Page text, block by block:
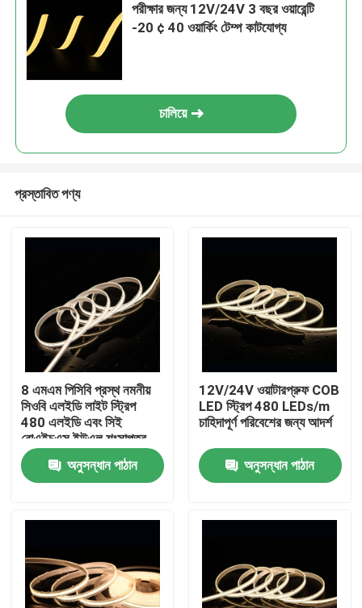
বাড়ি
পরীক্ষার জন্য 12V/24V 3 বছর ওয়ারেন্টি
-20 ¢ 40 ওয়ার্কিং টেম্প কাটযোগ্য
চালিয়ে
প্রস্তাবিত পণ্য
8 এমএম পিসিবি প্রস্থ নমনীয়
সিওবি এলইডি লাইট স্ট্রিপ
480 এলইডি এবং সিই
রোএইচএস ইউএল শংসাপত্র
সহ
অনুসন্ধান পাঠান
12V/24V ওয়াটারপ্রুফ COB
LED স্ট্রিপ 480 LEDs/m
চাহিদাপূর্ণ পরিবেশের জন্য আদর্শ
অনুসন্ধান পাঠান